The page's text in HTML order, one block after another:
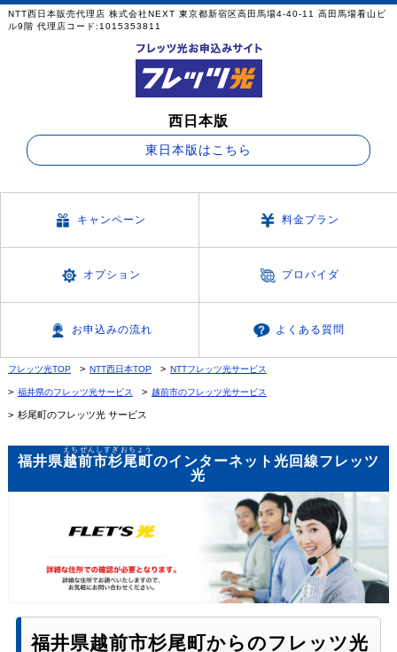
NTT西日本販売代理店 株式会社NEXT 東京都新宿区高田馬場4-40-11 高田馬場看山ビ
ル9階 代理店コード:1015353811
西日本版
東日本版はこちら
キャンペーン 料金プラン
オプション プロバイダ
お申込みの流れ よくある質問
フレッツ光TOP NTT西日本TOP NTTフレッツ光サービス
福井県のフレッツ光サービス 越前市のフレッツ光サービス
杉尾町のフレッツ光 サービス
福井県越前市杉尾町
えちぜんしすぎおちょう
のインターネット光回線フレッツ
光
福井県越前市杉尾町からのフレッツ光